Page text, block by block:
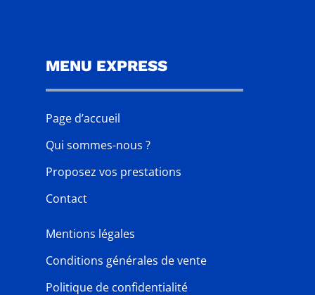
MENU EXPRESS
Page d’accueil
Qui sommes-nous ?
Proposez vos prestations
Contact
Mentions légales
Conditions générales de vente
Politique de confidentialité